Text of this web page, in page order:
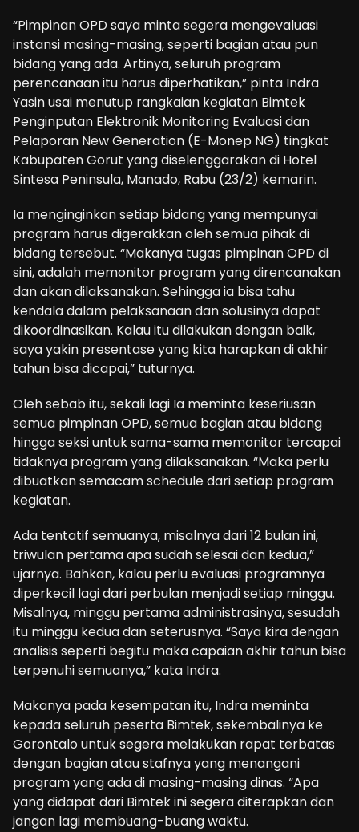
“Pimpinan OPD saya minta segera mengevaluasi
instansi masing-masing, seperti bagian atau pun
bidang yang ada. Artinya, seluruh program
perencanaan itu harus diperhatikan,” pinta Indra
Yasin usai menutup rangkaian kegiatan Bimtek
Penginputan Elektronik Monitoring Evaluasi dan
Pelaporan New Generation (E-Monep NG) tingkat
Kabupaten Gorut yang diselenggarakan di Hotel
Sintesa Peninsula, Manado, Rabu (23/2) kemarin.
Ia menginginkan setiap bidang yang mempunyai
program harus digerakkan oleh semua pihak di
bidang tersebut. “Makanya tugas pimpinan OPD di
sini, adalah memonitor program yang direncanakan
dan akan dilaksanakan. Sehingga ia bisa tahu
kendala dalam pelaksanaan dan solusinya dapat
dikoordinasikan. Kalau itu dilakukan dengan baik,
saya yakin presentase yang kita harapkan di akhir
tahun bisa dicapai,” tuturnya.
Oleh sebab itu, sekali lagi Ia meminta keseriusan
semua pimpinan OPD, semua bagian atau bidang
hingga seksi untuk sama-sama memonitor tercapai
tidaknya program yang dilaksanakan. “Maka perlu
dibuatkan semacam schedule dari setiap program
kegiatan.
Ada tentatif semuanya, misalnya dari 12 bulan ini,
triwulan pertama apa sudah selesai dan kedua,”
ujarnya. Bahkan, kalau perlu evaluasi programnya
diperkecil lagi dari perbulan menjadi setiap minggu.
Misalnya, minggu pertama administrasinya, sesudah
itu minggu kedua dan seterusnya. “Saya kira dengan
analisis seperti begitu maka capaian akhir tahun bisa
terpenuhi semuanya,” kata Indra.
Makanya pada kesempatan itu, Indra meminta
kepada seluruh peserta Bimtek, sekembalinya ke
Gorontalo untuk segera melakukan rapat terbatas
dengan bagian atau stafnya yang menangani
program yang ada di masing-masing dinas. “Apa
yang didapat dari Bimtek ini segera diterapkan dan
jangan lagi membuang-buang waktu.